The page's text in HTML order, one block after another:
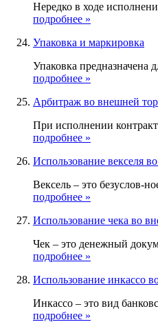
Нередко в ходе
подробнее »
Упаковка и маркировка
Упаковка предназначена
подробнее »
Арбитраж во внешней
При исполнении
подробнее »
Использование векселя
Вексель – это безуслов-
подробнее »
Использование чека во
Чек – это денежный
подробнее »
Использование инкассо
Инкассо – это вид
подробнее »